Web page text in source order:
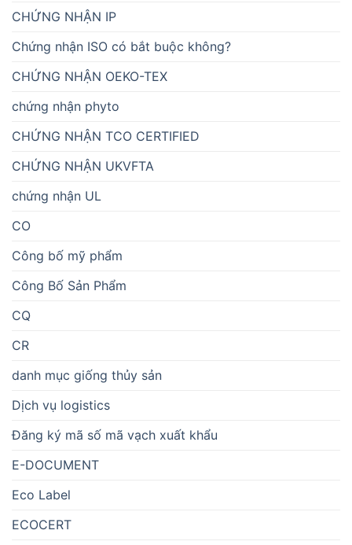
CHỨNG NHẬN IP
Chứng nhận ISO có bắt buộc không?
CHỨNG NHẬN OEKO-TEX
chứng nhận phyto
CHỨNG NHẬN TCO CERTIFIED
CHỨNG NHẬN UKVFTA
chứng nhận UL
CO
Công bố mỹ phẩm
Công Bố Sản Phẩm
CQ
CR
danh mục giống thủy sản
Dịch vụ logistics
Đăng ký mã số mã vạch xuất khẩu
E-DOCUMENT
Eco Label
ECOCERT